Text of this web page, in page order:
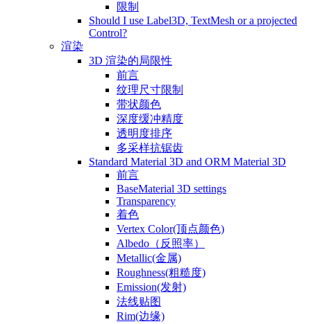
限制
Should I use Label3D, TextMesh or a projected
Control?
渲染
3D 渲染的局限性
前言
纹理尺寸限制
带状颜色
深度缓冲精度
透明度排序
多采样抗锯齿
Standard Material 3D and ORM Material 3D
前言
BaseMaterial 3D settings
Transparency
着色
Vertex Color(顶点颜色)
Albedo（反照率）
Metallic(金属)
Roughness(粗糙度)
Emission(发射)
法线贴图
Rim(边缘)